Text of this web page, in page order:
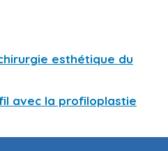
esthétique du
avec la profiloplastie